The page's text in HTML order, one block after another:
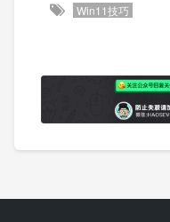
Win11技巧